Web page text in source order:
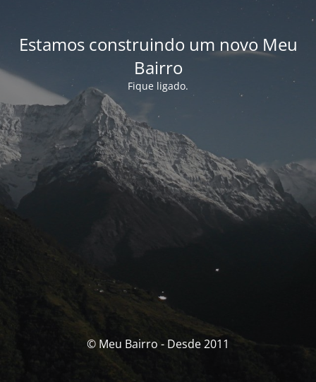
Estamos construindo um novo Meu
Bairro
Fique ligado.
© Meu Bairro - Desde 2011